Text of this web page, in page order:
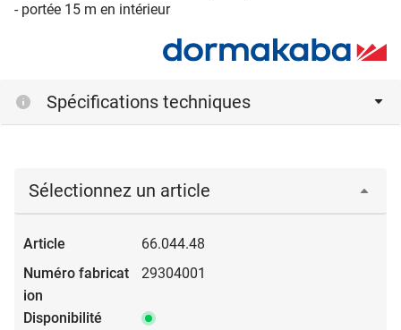
- portée 15 m en intérieur
Spécifications techniques
Sélectionnez un article
66.044.48
29304001